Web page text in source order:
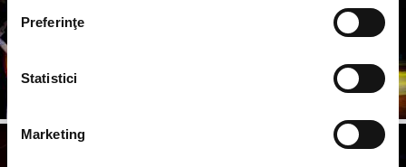
Preferinţe
Statistici
Marketing